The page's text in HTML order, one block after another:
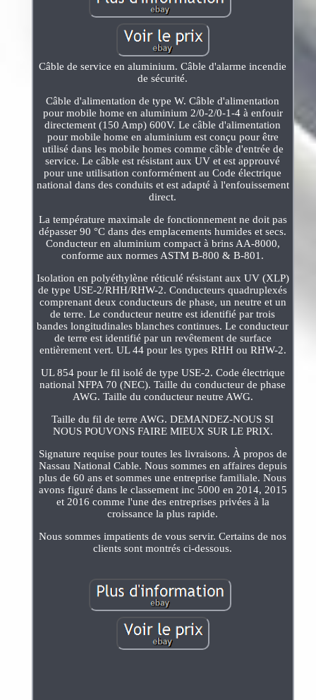
Câble de service en aluminium. Câble d'alarme incendie
de sécurité.
Câble d'alimentation de type W. Câble d'alimentation
pour mobile home en aluminium 2/0-2/0-1-4 à enfouir
directement (150 Amp) 600V. Le câble d'alimentation
pour mobile home en aluminium est conçu pour être
utilisé dans les mobile homes comme câble d'entrée de
service. Le câble est résistant aux UV et est approuvé
pour une utilisation conformément au Code électrique
national dans des conduits et est adapté à l'enfouissement
direct.
La température maximale de fonctionnement ne doit pas
dépasser 90 °C dans des emplacements humides et secs.
Conducteur en aluminium compact à brins AA-8000,
conforme aux normes ASTM B-800 & B-801.
Isolation en polyéthylène réticulé résistant aux UV (XLP)
de type USE-2/RHH/RHW-2. Conducteurs quadruplexés
comprenant deux conducteurs de phase, un neutre et un
de terre. Le conducteur neutre est identifié par trois
bandes longitudinales blanches continues. Le conducteur
de terre est identifié par un revêtement de surface
entièrement vert. UL 44 pour les types RHH ou RHW-2.
UL 854 pour le fil isolé de type USE-2. Code électrique
national NFPA 70 (NEC). Taille du conducteur de phase
AWG. Taille du conducteur neutre AWG.
Taille du fil de terre AWG. DEMANDEZ-NOUS SI
NOUS POUVONS FAIRE MIEUX SUR LE PRIX.
Signature requise pour toutes les livraisons. À propos de
Nassau National Cable. Nous sommes en affaires depuis
plus de 60 ans et sommes une entreprise familiale. Nous
avons figuré dans le classement inc 5000 en 2014, 2015
et 2016 comme l'une des entreprises privées à la
croissance la plus rapide.
Nous sommes impatients de vous servir. Certains de nos
clients sont montrés ci-dessous.